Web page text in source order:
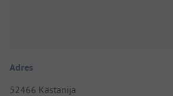
Adres
52466 Kastanija